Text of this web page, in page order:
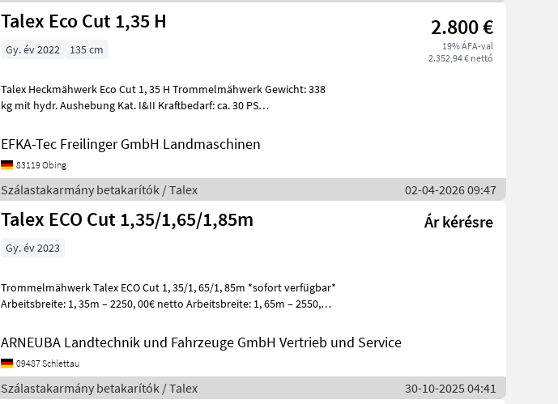
Talex Eco Cut 1,35 H 2.800 €
19% ÁFA-val
2.352,94 € nettó
Gy. év 2022 135 cm
Talex Heckmähwerk Eco Cut 1, 35 H Trommelmähwerk Gewicht: 338
kg mit hydr. Aushebung Kat. I&II Kraftbedarf: ca. 30 PS
EFKA-Tec Freilinger GmbH Landmaschinen
83119 Obing
Szálastakarmány betakarítók / Talex 02-04-2026 09:47
Talex ECO Cut 1,35/1,65/1,85m Ár kérésre
Gy. év 2023
Trommelmähwerk Talex ECO Cut 1, 35/1, 65/1, 85m *sofort verfügbar*
Arbeitsbreite: 1, 35m – 2250, 00€ netto Arbeitsbreite: 1, 65m – 2550,
ARNEUBA Landtechnik und Fahrzeuge GmbH Vertrieb und Service
09487 Schlettau
Szálastakarmány betakarítók / Talex 30-10-2025 04:41